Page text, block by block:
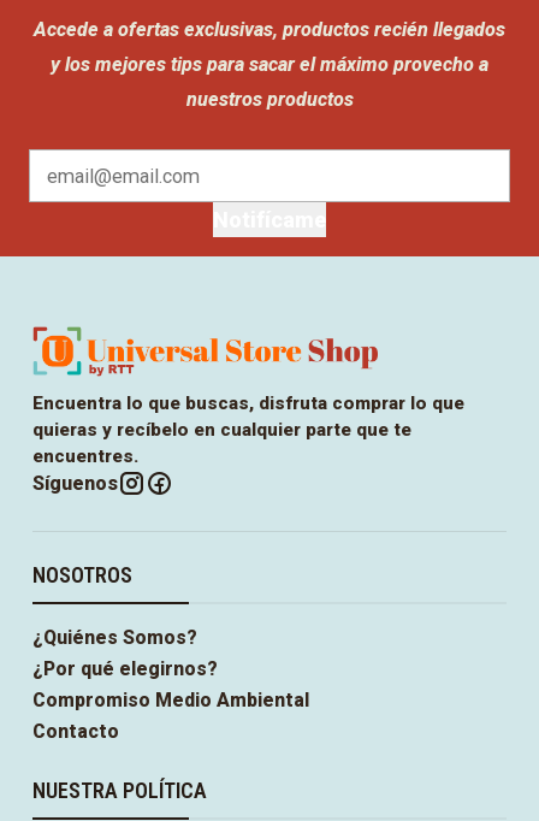
Accede a ofertas exclusivas, productos recién llegados
y los mejores tips para sacar el máximo provecho a
nuestros productos
Encuentra lo que buscas, disfruta comprar lo que
quieras y recíbelo en cualquier parte que te
encuentres.
Síguenos
NOSOTROS
¿Quiénes Somos?
¿Por qué elegirnos?
Compromiso Medio Ambiental
Contacto
NUESTRA POLÍTICA